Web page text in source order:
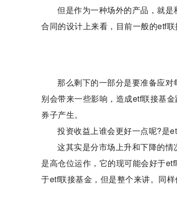
但是作为一种场外的产品，就
合同的设计上来看，目前一般的etf
那么剩下的一部分是要准备应
别会带来一些影响，造成etf联接基
券子产生。
投资收益上谁会更好一点呢?是
这其实是分市场上升和下降的
是高仓位运作，它的现可能会好于
于etf联接基金，但是整个来讲。同